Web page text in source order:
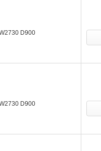
D900
D900